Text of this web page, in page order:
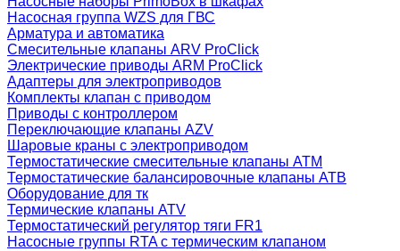
Насосная группа WZS для ГВС
Арматура и автоматика
Смесительные клапаны ARV ProClick
Электрические приводы ARM ProClick
Адаптеры для электроприводов
Комплекты клапан с приводом
Приводы с контроллером
Переключающие клапаны AZV
Шаровые краны с электроприводом
Термостатические смесительные клапаны ATM
Термостатические балансировочные клапаны ATB
Оборудование для тк
Термические клапаны ATV
Термостатический регулятор тяги FR1
Насосные группы RTA с термическим клапаном